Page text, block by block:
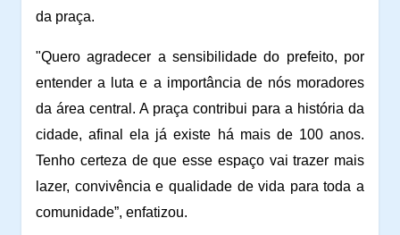
da praça.
"Quero agradecer a sensibilidade do prefeito, por
entender a luta e a importância de nós moradores
da área central. A praça contribui para a história da
cidade, afinal ela já existe há mais de 100 anos.
Tenho certeza de que esse espaço vai trazer mais
lazer, convivência e qualidade de vida para toda a
comunidade”, enfatizou.